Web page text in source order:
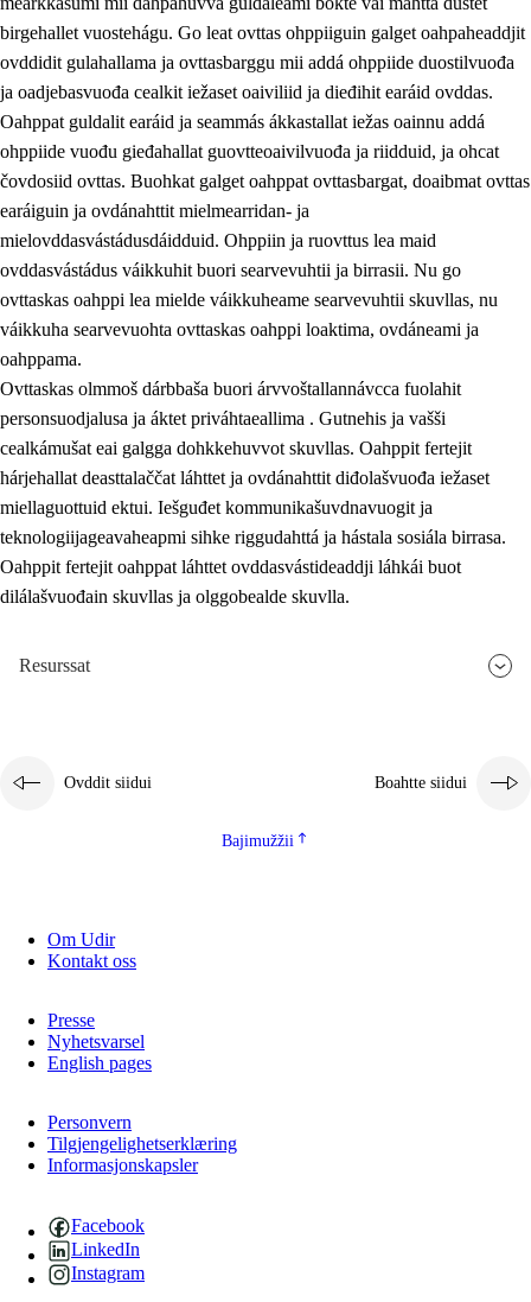
2.3 Vuođđogálggat
2.4 Oahppat oahppat
birgehallet vuostehágu. Go leat ovttas ohppiiguin galget oahpaheaddjit
ovddidit gulahallama ja ovttasbarggu mii addá ohppiide duostilvuođa
ja oadjebasvuođa cealkit iežaset oaiviliid ja dieđihit earáid ovddas.
Oahppat guldalit earáid ja seammás ákkastallat iežas oainnu addá
ohppiide vuođu gieđahallat guovtteoaivilvuođa ja riidduid, ja ohcat
čovdosiid ovttas. Buohkat galget oahppat ovttasbargat, doaibmat ovttas
earáiguin ja ovdánahttit mielmearridan- ja
mielovddasvástádusdáidduid. Ohppiin ja ruovttus lea maid
ovddasvástádus váikkuhit buori searvevuhtii ja birrasii. Nu go
ovttaskas oahppi lea mielde váikkuheame searvevuhtii skuvllas, nu
váikkuha searvevuohta ovttaskas oahppi loaktima, ovdáneami ja
oahppama.
Ovttaskas olmmoš dárbbaša buori árvvoštallannávcca fuolahit
personsuodjalusa ja áktet priváhtaeallima . Gutnehis ja vašši
cealkámušat eai galgga dohkkehuvvot skuvllas. Oahppit fertejit
hárjehallat deasttalaččat láhttet ja ovdánahttit diđolašvuođa iežaset
miellaguottuid ektui. Iešguđet kommunikašuvdnavuogit ja
teknologiijageavaheapmi sihke riggudahttá ja hástala sosiála birrasa.
Oahppit fertejit oahppat láhttet ovddasvástideaddji láhkái buot
dilálašvuođain skuvllas ja olggobealde skuvlla.
Resurssat
Ovddit siidui Boahtte siidui
Bajimužžii
Om Udir
Kontakt oss
Presse
Nyhetsvarsel
English pages
Personvern
Tilgjengelighetserklæring
Informasjonskapsler
Facebook
LinkedIn
Instagram